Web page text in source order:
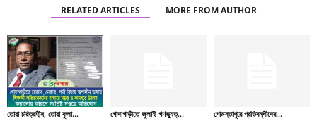
RELATED ARTICLES MORE FROM AUTHOR
তোরা চরিত্রহীন, তোরা কুলা... গোদাগাড়ীতে জুলাই গণভ্যুত্... গোমস্তাপুরে প্রতিবন্ধীদের...